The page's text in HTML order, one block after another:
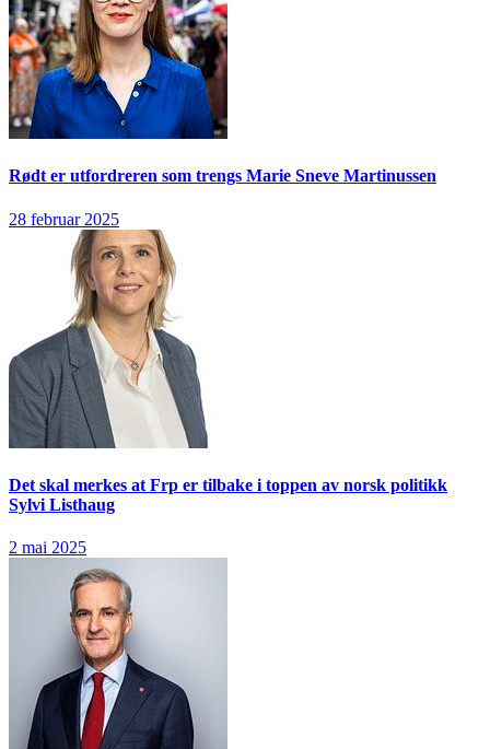
Rødt er utfordreren som trengs Marie Sneve Martinussen
28 februar 2025
Det skal merkes at Frp er tilbake i toppen av norsk politikk
Sylvi Listhaug
2 mai 2025